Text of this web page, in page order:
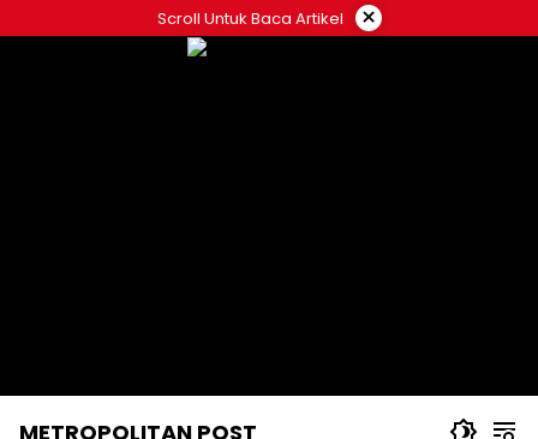
ke
Scroll Untuk Baca Artikel ×
METROPOLITAN POST